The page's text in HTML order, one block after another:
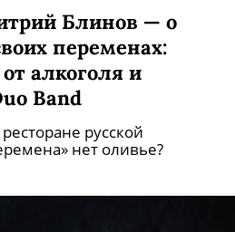
Блинов — о
переменах:
алкоголя и
Band
русской
нет оливье?